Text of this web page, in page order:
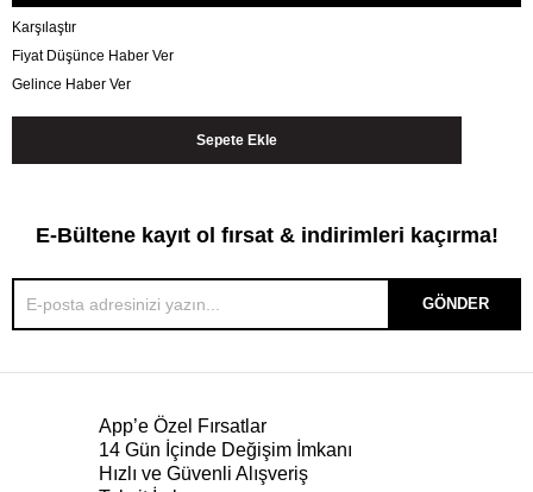
Karşılaştır
Fiyat Düşünce Haber Ver
Gelince Haber Ver
E-Bültene kayıt ol fırsat & indirimleri kaçırma!
GÖNDER
App’e Özel Fırsatlar
14 Gün İçinde Değişim İmkanı
Hızlı ve Güvenli Alışveriş